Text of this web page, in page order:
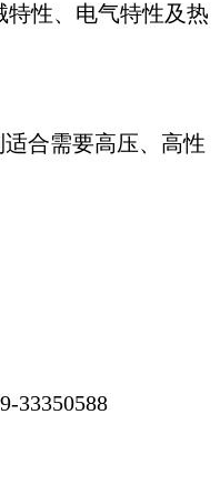
特性、电气特性及热
合需要高压、高性
33350588